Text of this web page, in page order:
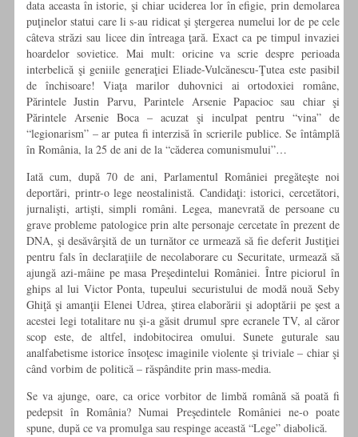
data aceasta în istorie, şi chiar uciderea lor în efigie, prin demolarea
puţinelor statui care li s-au ridicat şi ştergerea numelui lor de pe cele
câteva străzi sau licee din întreaga ţară. Exact ca pe timpul invaziei
hoardelor sovietice. Mai mult: oricine va scrie despre perioada
interbelică şi geniile generaţiei Eliade-Vulcănescu-Ţutea este pasibil
de închisoare! Viaţa marilor duhovnici ai ortodoxiei române,
Părintele Justin Parvu, Parintele Arsenie Papacioc sau chiar şi
Părintele Arsenie Boca – acuzat şi inculpat pentru “vina” de
“legionarism” – ar putea fi interzisă în scrierile publice. Se întâmplă
în România, la 25 de ani de la “căderea comunismului”…
Iată cum, după 70 de ani, Parlamentul României pregăteşte noi
deportări, printr-o lege neostalinistă. Candidaţi: istorici, cercetători,
jurnalişti, artişti, simpli români. Legea, manevrată de persoane cu
grave probleme patologice prin alte personaje cercetate în prezent de
DNA, şi desăvârşită de un turnător ce urmează să fie deferit Justiţiei
pentru fals în declaraţiile de necolaborare cu Securitate, urmează să
ajungă azi-mâine pe masa Preşedintelui României. Între piciorul în
ghips al lui Victor Ponta, tupeului securistului de modă nouă Seby
Ghiţă şi amanţii Elenei Udrea, ştirea elaborării şi adoptării pe şest a
acestei legi totalitare nu şi-a găsit drumul spre ecranele TV, al căror
scop este, de altfel, indobitocirea omului. Sunete guturale sau
analfabetisme istorice însoţesc imaginile violente şi triviale – chiar şi
când vorbim de politică – răspândite prin mass-media.
Se va ajunge, oare, ca orice vorbitor de limbă română să poată fi
pedepsit în România? Numai Preşedintele României ne-o poate
spune, după ce va promulga sau respinge această “Lege” diabolică.